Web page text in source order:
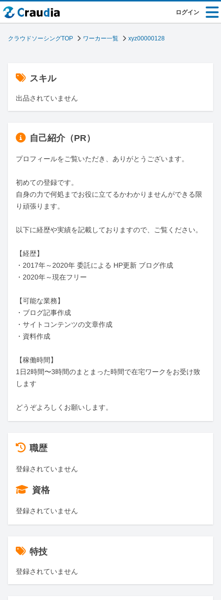
ログイン
クラウドソーシングTOP ワーカー一覧 xyz00000128
スキル
出品されていません
自己紹介（PR）
プロフィールをご覧いただき、ありがとうございます。
初めての登録です。
自身の力で何処までお役に立てるかわかりませんができる限
り頑張ります。
以下に経歴や実績を記載しておりますので、ご覧ください。
【経歴】
・2017年～2020年 委託による HP更新 ブログ作成
・2020年～現在フリー
【可能な業務】
・ブログ記事作成
・サイトコンテンツの文章作成
・資料作成
【稼働時間】
1日2時間〜3時間のまとまった時間で在宅ワークをお受け致
します
どうぞよろしくお願いします。
職歴
登録されていません
資格
登録されていません
特技
登録されていません